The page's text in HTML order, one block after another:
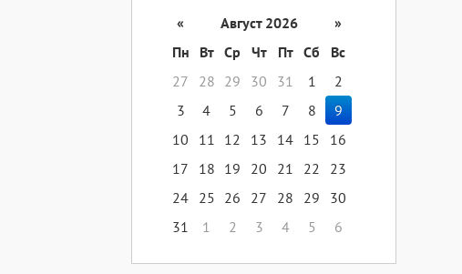
« Август 2026
»
Пн
Вт Ср Чт Пт Сб
Вс
27
28 29 30 31 1
2
3
4 5 6 7 8
9
10
11 12 13 14 15
16
17
18 19 20 21 22
23
24 25 26 27 28 29
30
31
1 2 3 4 5 6